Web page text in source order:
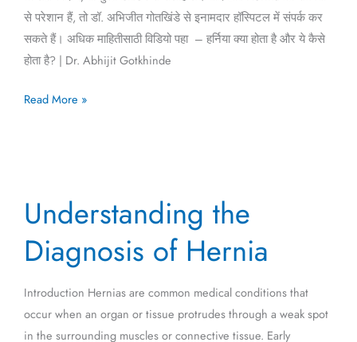
से परेशान हैं, तो डॉ. अभिजीत गोतखिंडे से इनामदार हॉस्पिटल में संपर्क कर
सकते हैं। अधिक माहितीसाठी विडियो पहा – हर्निया क्या होता है और ये कैसे
होता है? | Dr. Abhijit Gotkhinde
Read More »
Understanding the
Diagnosis of Hernia
Introduction Hernias are common medical conditions that
occur when an organ or tissue protrudes through a weak spot
in the surrounding muscles or connective tissue. Early
the